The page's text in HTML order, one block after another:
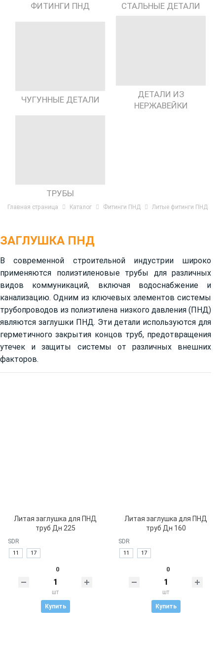
ФИТИНГИ ПНД СТАЛЬНЫЕ ДЕТАЛИ
ЧУГУННЫЕ ДЕТАЛИ
ДЕТАЛИ ИЗ
НЕРЖАВЕЙКИ
ТРУБЫ
Главная страница Каталог Фитинги ПНД Литые фитинги ПНД
ЗАГЛУШКА ПНД
В современной строительной индустрии широко
применяются полиэтиленовые трубы для различных
видов коммуникаций, включая водоснабжение и
канализацию. Одним из ключевых элементов системы
трубопроводов из полиэтилена низкого давления (ПНД)
являются заглушки ПНД. Эти детали используются для
герметичного закрытия концов труб, предотвращения
утечек и защиты системы от различных внешних
факторов.
Литая заглушка для ПНД
труб Дн 225
SDR
11 17
0
шт
Купить
Литая заглушка для ПНД
труб Дн 160
SDR
11 17
0
шт
Купить